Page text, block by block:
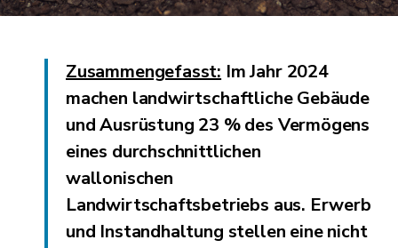
Zusammengefasst: Im Jahr 2024
machen landwirtschaftliche Gebäude
und Ausrüstung 23 % des Vermögens
eines durchschnittlichen
wallonischen
Landwirtschaftsbetriebs aus. Erwerb
und Instandhaltung stellen eine nicht